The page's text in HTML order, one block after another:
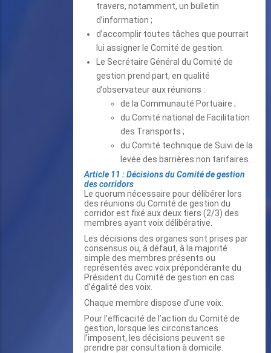
travers, notamment, un bulletin
d’information ;
d’accomplir toutes tâches que pourrait
lui assigner le Comité de gestion.
Le Secrétaire Général du Comité de
gestion prend part, en qualité
d’observateur aux réunions :
de la Communauté Portuaire ;
du Comité national de Facilitation
des Transports ;
du Comité technique de Suivi de la
levée des barrières non tarifaires.
Article 11 : Décisions du Comité de gestion
des corridors
Le quorum nécessaire pour délibérer lors
des réunions du Comité de gestion du
corridor est fixé aux deux tiers (2/3) des
membres ayant voix délibérative.
Les décisions des organes sont prises par
consensus ou, à défaut, à la majorité
simple des membres présents ou
représentés avec voix prépondérante du
Président du Comité de gestion en cas
d’égalité des voix.
Chaque membre dispose d’une voix.
Pour l’efficacité de l’action du Comité de
gestion, lorsque les circonstances
l’imposent, les décisions peuvent se
prendre par consultation à domicile.